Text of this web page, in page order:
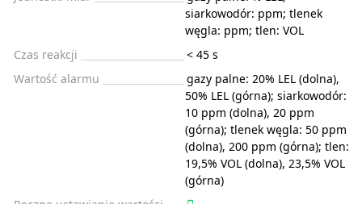
siarkowodór: ppm; tlenek
węgla: ppm; tlen: VOL
Czas reakcji
< 45 s
Wartość alarmu
gazy palne: 20% LEL (dolna),
50% LEL (górna); siarkowodór:
10 ppm (dolna), 20 ppm
(górna); tlenek węgla: 50 ppm
(dolna), 200 ppm (górna); tlen:
19,5% VOL (dolna), 23,5% VOL
(górna)